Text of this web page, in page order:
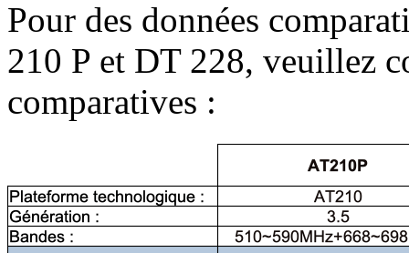
Pour des données
210 P et DT 228, veuillez
comparatives :